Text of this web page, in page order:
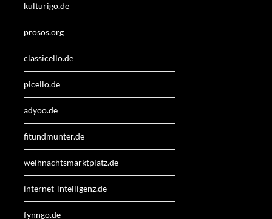
kulturigo.de
prosos.org
classicello.de
picello.de
adyoo.de
fitundmunter.de
weihnachtsmarktplatz.de
internet-intelligenz.de
fynngo.de